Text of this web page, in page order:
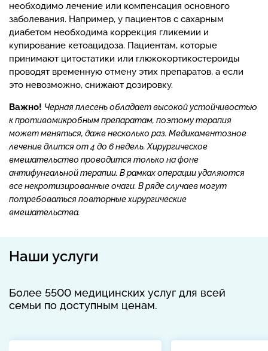
необходимо лечение или компенсация основного
заболевания. Например, у пациентов с сахарным
диабетом необходима коррекция гликемии и
купирование кетоацидоза. Пациентам, которые
принимают цитостатики или глюкокортикостероиды
проводят временную отмену этих препаратов, а если
это невозможно, снижают дозировку.
Важно! Черная плесень обладает высокой устойчивостью
к противомикробным препаратам, поэтому терапия
может меняться, даже несколько раз. Медикаментозное
лечение длится от 4 до 6 недель. Хирургическое
вмешательство проводится только на фоне
антифунгальной терапии. В рамках операции удаляются
все некротизированные очаги. В ряде случаев могут
потребоваться повторные хирургические
вмешательства.
Наши услуги
Более 5500 медицинских услуг для всей
семьи по доступным ценам.